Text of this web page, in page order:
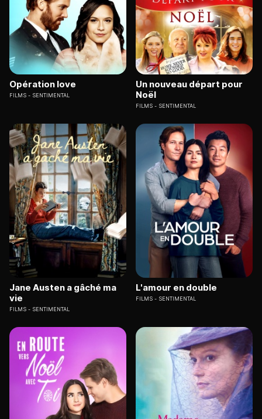
Opération love
FILMS SENTIMENTAL
Un nouveau départ pour
Noël
FILMS SENTIMENTAL
Jane Austen a gâché ma
vie
FILMS SENTIMENTAL
L'amour en double
FILMS SENTIMENTAL